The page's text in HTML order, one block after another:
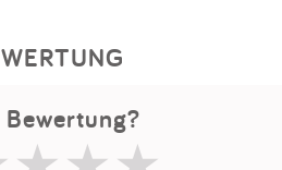
Bewertung?